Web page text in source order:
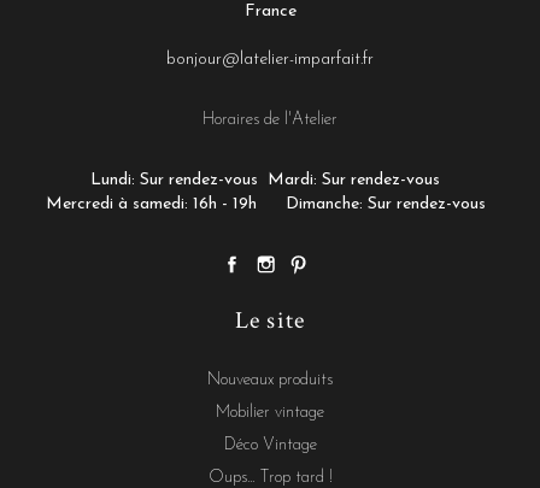
France
bonjour@latelier-imparfait.fr
Horaires de l'Atelier
Lundi: Sur rendez-vous
Mardi: Sur rendez-vous
Mercredi à samedi: 16h - 19h
Dimanche: Sur rendez-vous
Le site
Nouveaux produits
Mobilier vintage
Déco Vintage
Oups... Trop tard !